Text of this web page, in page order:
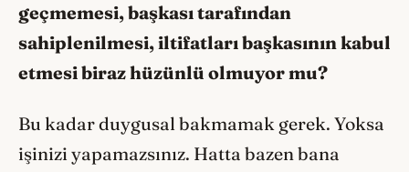
geçmemesi, başkası tarafından
sahiplenilmesi, iltifatları başkasının kabul
etmesi biraz hüzünlü olmuyor mu?
Bu kadar duygusal bakmamak gerek. Yoksa
işinizi yapamazsınız. Hatta bazen bana